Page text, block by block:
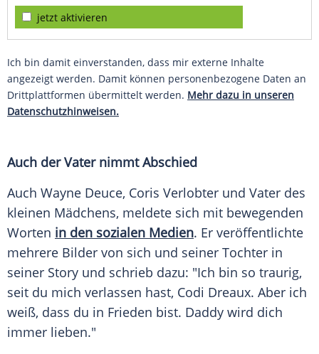
jetzt aktivieren
Ich bin damit einverstanden, dass mir externe Inhalte
angezeigt werden. Damit können personenbezogene Daten an
Drittplattformen übermittelt werden. Mehr dazu in unseren
Datenschutzhinweisen.
Auch der Vater nimmt Abschied
Auch Wayne Deuce, Coris Verlobter und Vater des
kleinen Mädchens, meldete sich mit bewegenden
Worten in den sozialen Medien. Er veröffentlichte
mehrere Bilder von sich und seiner Tochter in
seiner Story und schrieb dazu: "Ich bin so traurig,
seit du mich verlassen hast, Codi Dreaux. Aber ich
weiß, dass du in Frieden bist. Daddy wird dich
immer lieben."